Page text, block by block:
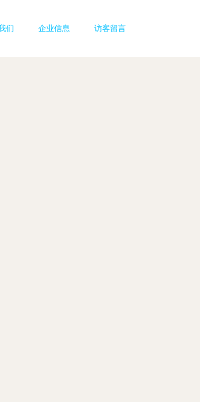
们 企业信息 访客留言